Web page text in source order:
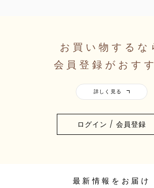
お買い物するな
会員登録がおす
ログイン / 会員登録
最新情報をお届け